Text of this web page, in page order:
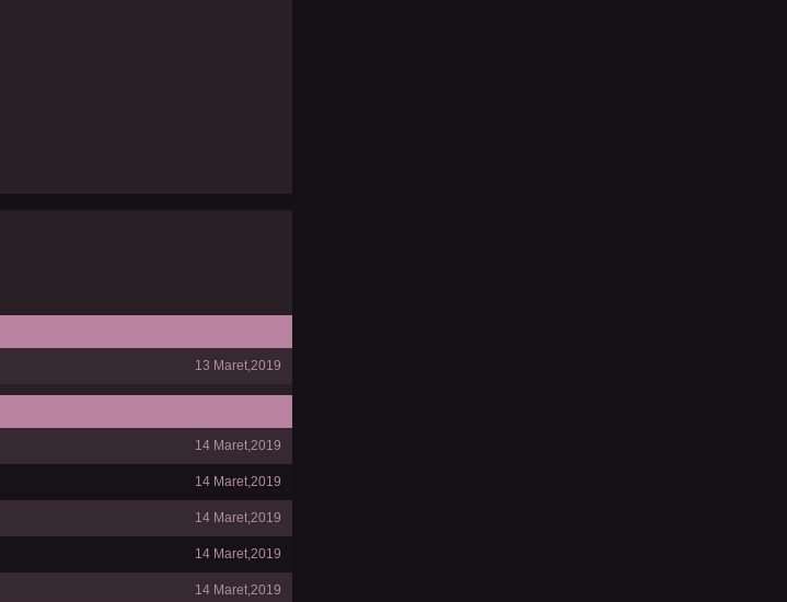
13 Maret,2019
14 Maret,2019
14 Maret,2019
14 Maret,2019
14 Maret,2019
14 Maret,2019